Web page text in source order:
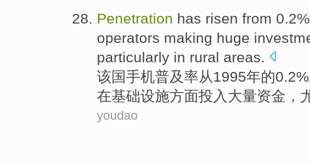
Penetration has risen from
operators making huge
particularly in rural areas.
该国手机普及率从 1995年的0.2%
在基础设施方面投入 大量资金，
youdao